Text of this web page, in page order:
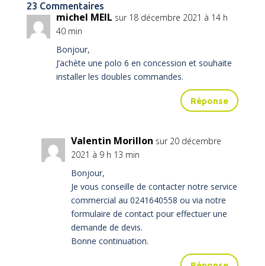
23 Commentaires
michel MEIL sur 18 décembre 2021 à 14 h
40 min
Bonjour,
J’achète une polo 6 en concession et souhaite
installer les doubles commandes.
Réponse
Valentin Morillon sur 20 décembre
2021 à 9 h 13 min
Bonjour,
Je vous conseille de contacter notre service
commercial au 0241640558 ou via notre
formulaire de contact pour effectuer une
demande de devis.
Bonne continuation.